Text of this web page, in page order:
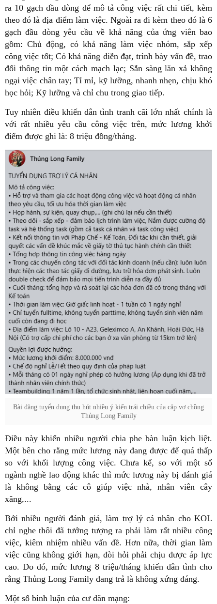
ra 10 gạch đầu dòng để mô tả công việc rất chi tiết, kèm
theo đó là địa điểm làm việc. Ngoài ra đi kèm theo đó là 6
gạch đầu dòng yêu cầu về khả năng của ứng viên bao
gồm: Chủ động, có khả năng làm việc nhóm, sắp xếp
công việc tốt; Có khả năng diễn đạt, trình bày vấn đề, trao
đổi thông tin một cách mạch lạc; Sẵn sàng lăn xả không
ngại việc chân tay; Tỉ mỉ, kỹ lưỡng, nhanh nhẹn, chịu khó
học hỏi; Kỹ lưỡng và chỉ chu trong giao tiếp.
Tuy nhiên điều khiến dân tình tranh cãi lớn nhất chính là
với rất nhiều yêu cầu công việc trên, mức lương khởi
điểm được ghi là: 8 triệu đồng/tháng.
Bài đăng tuyển dụng thu hút nhiều ý kiến trái chiều của cặp vợ chồng
Thủng Long Family
Điều này khiến nhiều người chia phe bàn luận kịch liệt.
Một bên cho rằng mức lương này đang được để quá thấp
so với khối lượng công việc. Chưa kể, so với một số
ngành nghề lao động khác thì mức lương này bị đánh giá
là không bằng các cô giúp việc nhà, nhân viên cây
xăng,...
Bởi nhiều người đánh giá, làm trợ lý cá nhân cho KOL
chỉ nghe thôi đã tưởng tượng ra phải làm rất nhiều công
việc, kiêm nhiệm nhiều vấn đề. Hơn nữa, thời gian làm
việc cũng không giới hạn, đòi hỏi phải chịu được áp lực
cao. Do đó, mức lương 8 triệu/tháng khiến dân tình cho
rằng Thủng Long Family đang trả là không xứng đáng.
Một số bình luận của cư dân mạng: